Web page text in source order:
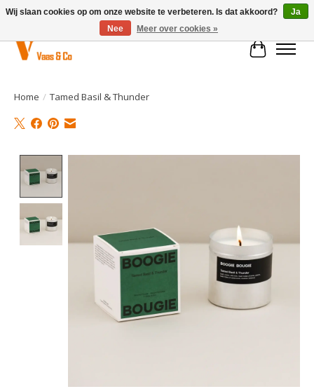
Home / Tamed Basil & Thunder
Wij slaan cookies op om onze website te verbeteren. Is dat akkoord?
Ja
Nee
Meer over cookies »